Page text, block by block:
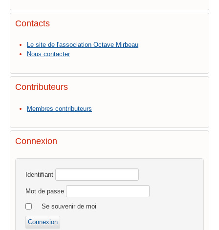
Contacts
Le site de l'association Octave Mirbeau
Nous contacter
Contributeurs
Membres contributeurs
Connexion
Identifiant
Mot de passe
Se souvenir de moi